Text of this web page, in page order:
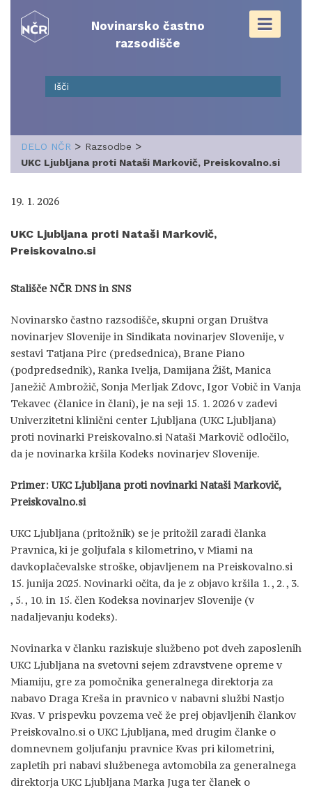
content
Novinarsko častno
razsodišče
DELO NČR > Razsodbe >
UKC Ljubljana proti Nataši Markovič, Preiskovalno.si
19. 1. 2026
UKC Ljubljana proti Nataši Markovič,
Preiskovalno.si
Stališče NČR DNS in SNS
Novinarsko častno razsodišče, skupni organ Društva
novinarjev Slovenije in Sindikata novinarjev Slovenije, v
sestavi Tatjana Pirc (predsednica), Brane Piano
(podpredsednik), Ranka Ivelja, Damijana Žišt, Manica
Janežič Ambrožič, Sonja Merljak Zdovc, Igor Vobič in Vanja
Tekavec (članice in člani), je na seji 15. 1. 2026 v zadevi
Univerzitetni klinični center Ljubljana (UKC Ljubljana)
proti novinarki Preiskovalno.si Nataši Markovič odločilo,
da je novinarka kršila Kodeks novinarjev Slovenije.
Primer: UKC Ljubljana proti novinarki Nataši Markovič,
Preiskovalno.si
UKC Ljubljana (pritožnik) se je pritožil zaradi članka
Pravnica, ki je goljufala s kilometrino, v Miami na
davkoplačevalske stroške, objavljenem na Preiskovalno.si
15. junija 2025. Novinarki očita, da je z objavo kršila 1. , 2. , 3.
, 5. , 10. in 15. člen Kodeksa novinarjev Slovenije (v
nadaljevanju kodeks).
Novinarka v članku raziskuje službeno pot dveh zaposlenih
UKC Ljubljana na svetovni sejem zdravstvene opreme v
Miamiju, gre za pomočnika generalnega direktorja za
nabavo Draga Kreša in pravnico v nabavni službi Nastjo
Kvas. V prispevku povzema več že prej objavljenih člankov
Preiskovalno.si o UKC Ljubljana, med drugim članke o
domnevnem goljufanju pravnice Kvas pri kilometrini,
zapletih pri nabavi službenega avtomobila za generalnega
direktorja UKC Ljubljana Marka Juga ter članek o